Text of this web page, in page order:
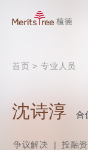
首页 > 专业人员
沈诗淳 合
争议解决 |
投融